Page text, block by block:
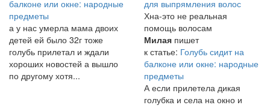
балконе или окне: народные
предметы
а у нас умерла мама двоих
детей ей было 32г тоже
голубь прилетал и ждали
хороших новостей а вышло
по другому хотя...
для выпрямления волос
Хна-это не реальная
помощь волосам
Милая пишет
к статье: Голубь сидит на
балконе или окне: народные
предметы
А если прилетела дикая
голубка и села на окно и